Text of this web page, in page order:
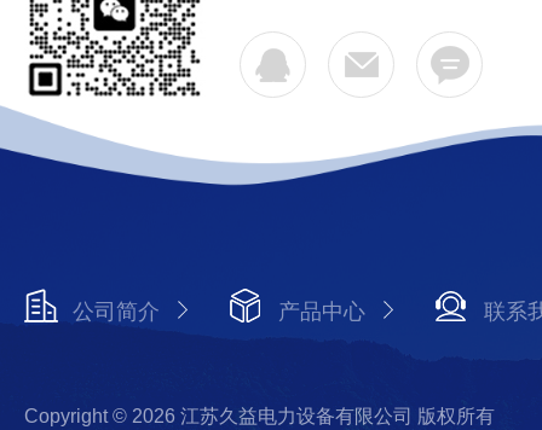
公司简介 产品中心 联系
Copyright © 2026 江苏久益电力设备有限公司 版权所有